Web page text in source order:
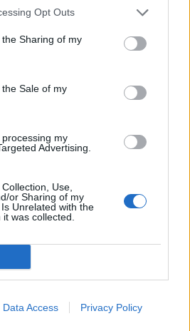
Opt Outs
Sharing of my
Sale of my
my
Advertising.
Use,
or Sharing of my
Unrelated with the
was collected.
Data Access Privacy Policy